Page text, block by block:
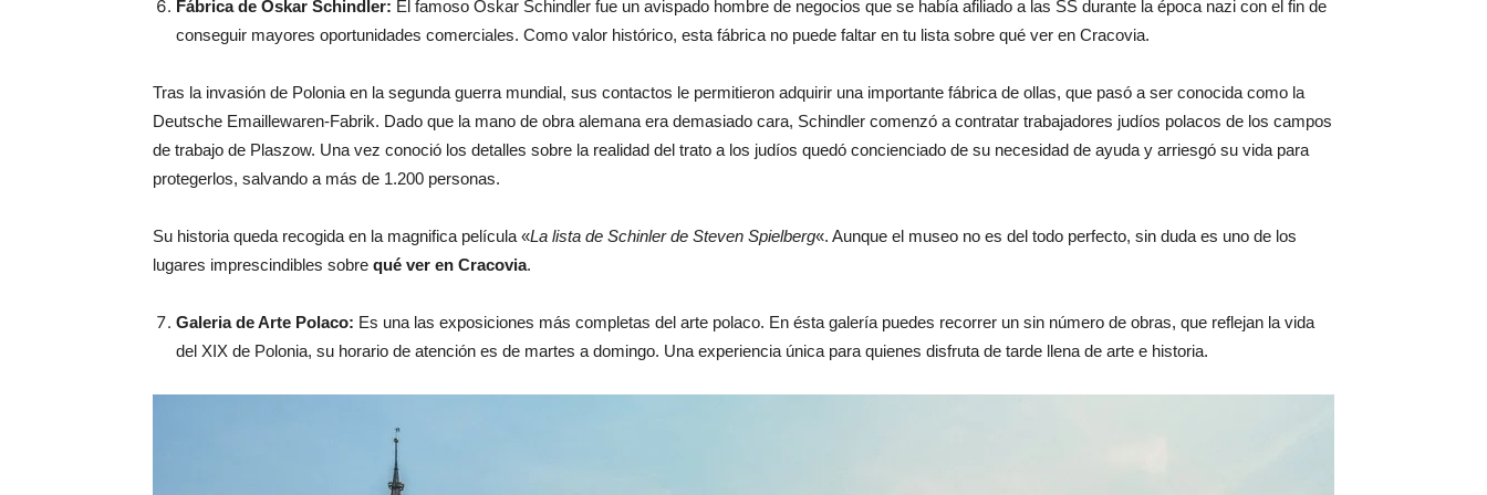
Fábrica de Oskar Schindler: El famoso Oskar Schindler fue un avispado hombre de negocios que se había afiliado a las SS durante la época nazi con el fin de
conseguir mayores oportunidades comerciales. Como valor histórico, esta fábrica no puede faltar en tu lista sobre qué ver en Cracovia.
Tras la invasión de Polonia en la segunda guerra mundial, sus contactos le permitieron adquirir una importante fábrica de ollas, que pasó a ser conocida como la
Deutsche Emaillewaren-Fabrik. Dado que la mano de obra alemana era demasiado cara, Schindler comenzó a contratar trabajadores judíos polacos de los campos
de trabajo de Plaszow. Una vez conoció los detalles sobre la realidad del trato a los judíos quedó concienciado de su necesidad de ayuda y arriesgó su vida para
protegerlos, salvando a más de 1.200 personas.
Su historia queda recogida en la magnifica película «La lista de Schinler de Steven Spielberg«. Aunque el museo no es del todo perfecto, sin duda es uno de los
lugares imprescindibles sobre qué ver en Cracovia.
Galeria de Arte Polaco: Es una las exposiciones más completas del arte polaco. En ésta galería puedes recorrer un sin número de obras, que reflejan la vida
del XIX de Polonia, su horario de atención es de martes a domingo. Una experiencia única para quienes disfruta de tarde llena de arte e historia.